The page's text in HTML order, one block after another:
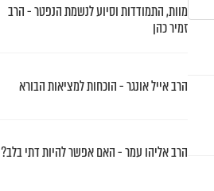
מוות, התמודדות וסיוע לנשמת הנפטר - הרב
זמיר כהן
הרב אייל אונגר - הוכחות למציאות הבורא
הרב אליהו עמר - האם אפשר להיות דתי בלב?